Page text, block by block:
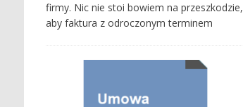
firmy. Nic nie stoi bowiem na przeszkodzie,
aby faktura z odroczonym terminem